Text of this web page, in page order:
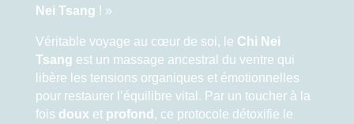
Nei Tsang ! »
Véritable voyage au cœur de soi, le Chi Nei
Tsang est un massage ancestral du ventre qui
libère les tensions organiques et émotionnelles
pour restaurer l’équilibre vital. Par un toucher à la
fois doux et profond , ce protocole détoxifie le